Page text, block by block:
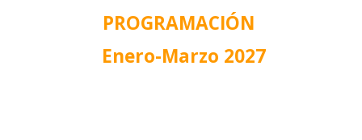
PROGRAMACIÓN
Enero-Marzo 2027